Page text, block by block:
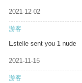
2021-12-02
游客
Estelle sent you 1 nude
2021-11-15
游客